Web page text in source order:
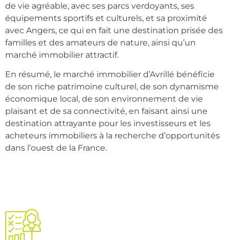
de vie agréable, avec ses parcs verdoyants, ses
équipements sportifs et culturels, et sa proximité
avec Angers, ce qui en fait une destination prisée des
familles et des amateurs de nature, ainsi qu’un
marché immobilier attractif.
En résumé, le marché immobilier d’Avrillé bénéficie
de son riche patrimoine culturel, de son dynamisme
économique local, de son environnement de vie
plaisant et de sa connectivité, en faisant ainsi une
destination attrayante pour les investisseurs et les
acheteurs immobiliers à la recherche d’opportunités
dans l’ouest de la France.